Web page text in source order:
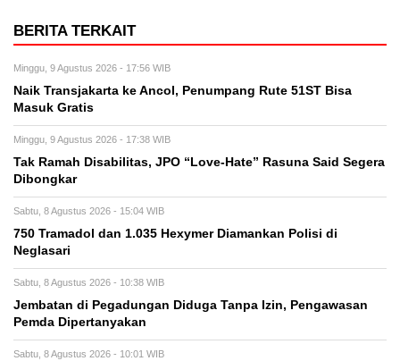
BERITA TERKAIT
Minggu, 9 Agustus 2026 - 17:56 WIB
Naik Transjakarta ke Ancol, Penumpang Rute 51ST Bisa
Masuk Gratis
Minggu, 9 Agustus 2026 - 17:38 WIB
Tak Ramah Disabilitas, JPO “Love-Hate” Rasuna Said Segera
Dibongkar
Sabtu, 8 Agustus 2026 - 15:04 WIB
750 Tramadol dan 1.035 Hexymer Diamankan Polisi di
Neglasari
Sabtu, 8 Agustus 2026 - 10:38 WIB
Jembatan di Pegadungan Diduga Tanpa Izin, Pengawasan
Pemda Dipertanyakan
Sabtu, 8 Agustus 2026 - 10:01 WIB